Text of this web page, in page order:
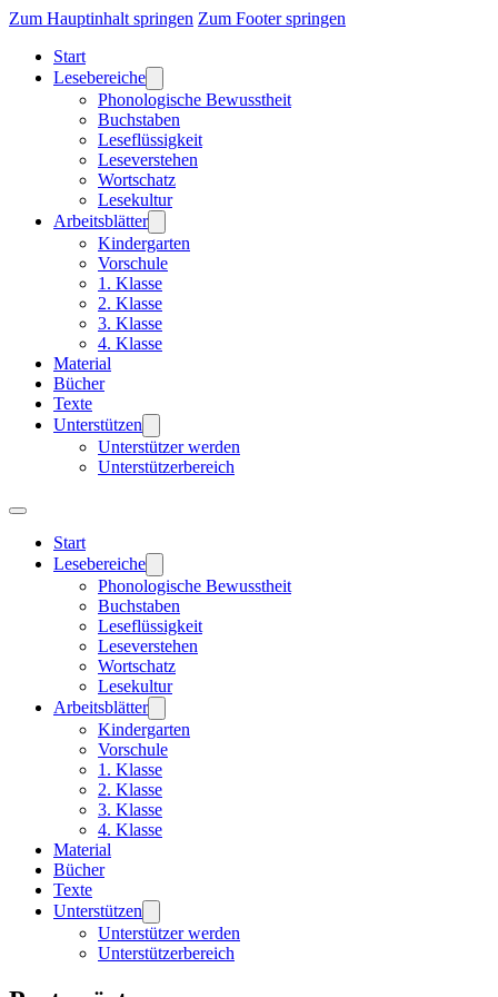
Zum Hauptinhalt springen Zum Footer springen
Start
Lesebereiche
Phonologische Bewusstheit
Buchstaben
Leseflüssigkeit
Leseverstehen
Wortschatz
Lesekultur
Arbeitsblätter
Kindergarten
Vorschule
1. Klasse
2. Klasse
3. Klasse
4. Klasse
Material
Bücher
Texte
Unterstützen
Unterstützer werden
Unterstützerbereich
Start
Lesebereiche
Phonologische Bewusstheit
Buchstaben
Leseflüssigkeit
Leseverstehen
Wortschatz
Lesekultur
Arbeitsblätter
Kindergarten
Vorschule
1. Klasse
2. Klasse
3. Klasse
4. Klasse
Material
Bücher
Texte
Unterstützen
Unterstützer werden
Unterstützerbereich